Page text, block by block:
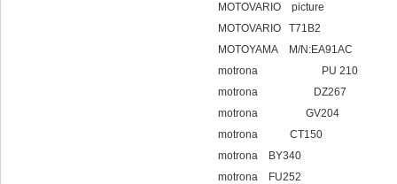
MOTOVARIO picture
MOTOVARIO T71B2
MOTOYAMA M/N:EA91AC
motrona PU 210
motrona DZ267
motrona GV204
motrona CT150
motrona BY340
motrona FU252